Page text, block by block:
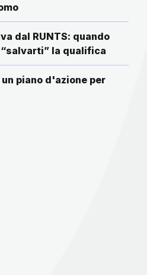
dal RUNTS: quando
“salvarti” la qualifica
piano d'azione per